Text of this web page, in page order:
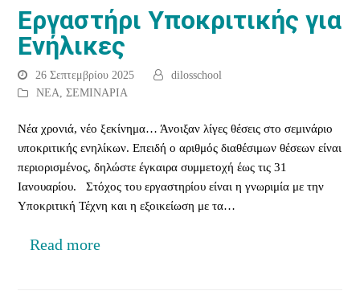
Εργαστήρι Υποκριτικής για
Ενήλικες
26 Σεπτεμβρίου 2025
dilosschool
ΝΕΑ,ΣΕΜΙΝΑΡΙΑ
Νέα χρονιά, νέο ξεκίνημα… Άνοιξαν λίγες θέσεις στο σεμινάριο
υποκριτικής ενηλίκων. Επειδή ο αριθμός διαθέσιμων θέσεων είναι
περιορισμένος, δηλώστε έγκαιρα συμμετοχή έως τις 31
Ιανουαρίου. Στόχος του εργαστηρίου είναι η γνωριμία με την
Υποκριτική Τέχνη και η εξοικείωση με τα…
Read more